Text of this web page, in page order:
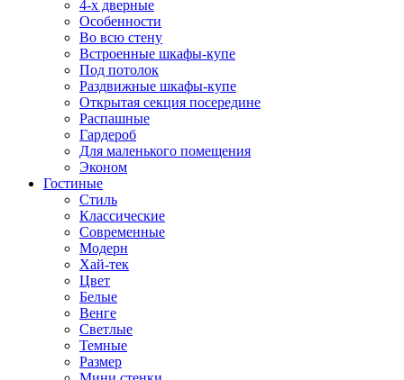
4-х дверные
Особенности
Во всю стену
Встроенные шкафы-купе
Под потолок
Раздвижные шкафы-купе
Открытая секция посередине
Распашные
Гардероб
Для маленького помещения
Эконом
Гостиные
Стиль
Классические
Современные
Модерн
Хай-тек
Цвет
Белые
Венге
Светлые
Темные
Размер